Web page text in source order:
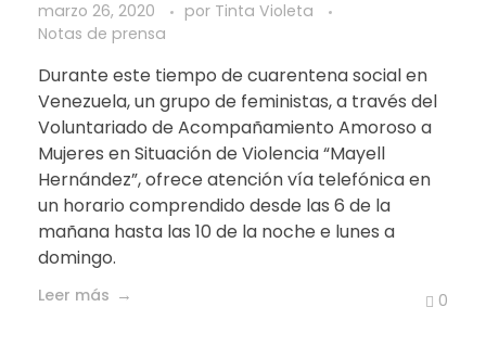
marzo 26, 2020 por Tinta Violeta
Notas de prensa
Durante este tiempo de cuarentena social en
Venezuela, un grupo de feministas, a través del
Voluntariado de Acompañamiento Amoroso a
Mujeres en Situación de Violencia “Mayell
Hernández”, ofrece atención vía telefónica en
un horario comprendido desde las 6 de la
mañana hasta las 10 de la noche e lunes a
domingo.
Leer más 0